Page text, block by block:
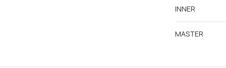
INNER
MASTER